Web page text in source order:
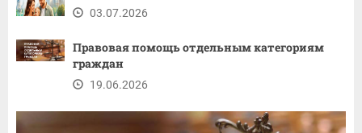
03.07.2026
Правовая помощь отдельным категориям
граждан
19.06.2026